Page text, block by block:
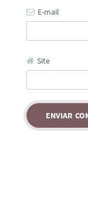
E-mail
Site